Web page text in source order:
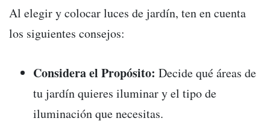
Al elegir y colocar luces de jardín, ten en cuenta
los siguientes consejos:
Considera el Propósito: Decide qué áreas de
tu jardín quieres iluminar y el tipo de
iluminación que necesitas.